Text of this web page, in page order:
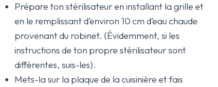
Prépare ton stérilisateur en installant la grille et
en le remplissant d’environ 10 cm d’eau chaude
provenant du robinet. (Évidemment, si les
instructions de ton propre stérilisateur sont
différentes, suis-les).
Mets-la sur la plaque de la cuisinière et fais